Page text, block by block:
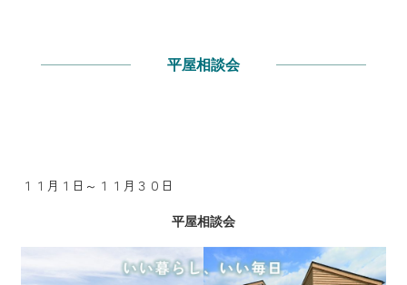
平屋相談会
１１月１日～１１月３０日
平屋相談会